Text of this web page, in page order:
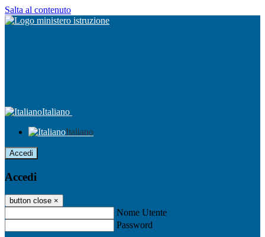
Salta al contenuto
Italiano
Italiano
Accedi
Accedi
button close ×
Nome Utente
Password